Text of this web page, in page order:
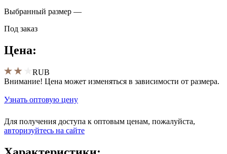
Выбранный размер —
Под заказ
Цена:
RUB
Внимание! Цена может изменяться в зависимости от размера.
Узнать оптовую цену
Для получения доступа к оптовым ценам, пожалуйста,
aвторизуйтесь на сайте